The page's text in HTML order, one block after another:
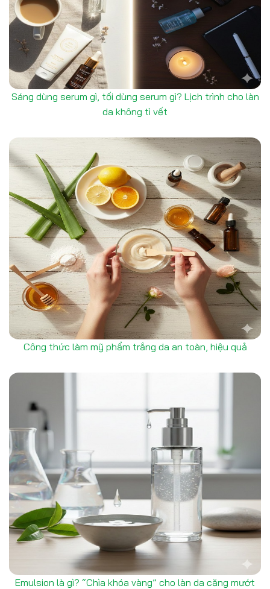
Sáng dùng serum gì, tối dùng serum gì? Lịch trình cho làn
da không tì vết
Công thức làm mỹ phẩm trắng da an toàn, hiệu quả
Emulsion là gì? “Chìa khóa vàng” cho làn da căng mướt